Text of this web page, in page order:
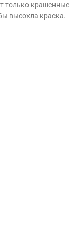
только крашенные
высохла краска.